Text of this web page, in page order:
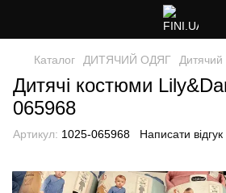
Каталог ДИТЯЧИЙ ОДЯГ Дитячий
Дитячі костюми
065968
Артикул: 1025-065968 Написати відгук